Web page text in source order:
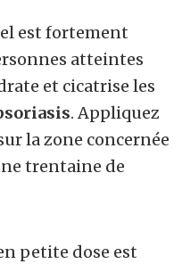
est fortement
atteintes
et cicatrise les
. Appliquez
la zone concernée
trentaine de
petite dose est